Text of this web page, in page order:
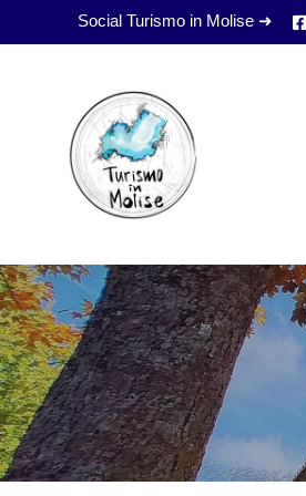
Social Turismo in Molise ➜